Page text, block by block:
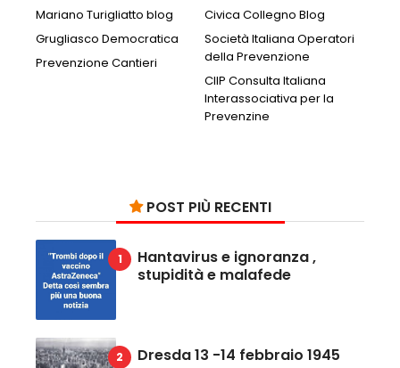
Mariano Turigliatto blog
Civica Collegno Blog
Grugliasco Democratica
Società Italiana Operatori
della Prevenzione
Prevenzione Cantieri
CIIP Consulta Italiana
Interassociativa per la
Prevenzine
POST PIÙ RECENTI
Hantavirus e ignoranza ,
stupidità e malafede
Dresda 13 -14 febbraio 1945